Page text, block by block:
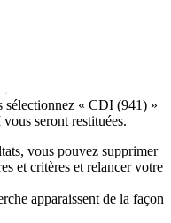
sélectionnez « CDI (941) »
seront restituées.
vous pouvez supprimer
et critères et relancer votre
apparaissent de la façon